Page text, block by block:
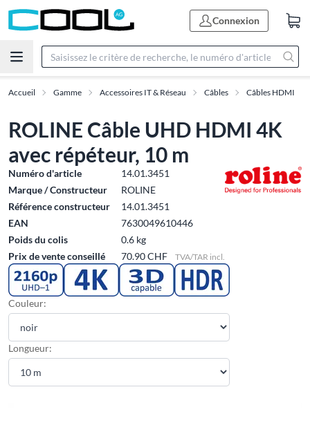
Connexion
Accueil Gamme Accessoires IT & Réseau Câbles Câbles HDMI
ROLINE Câble UHD HDMI 4K
avec répéteur, 10 m
Numéro d'article
14.01.3451
Marque / Constructeur
ROLINE
Référence constructeur
14.01.3451
EAN
7630049610446
Poids du colis
0.6 kg
Prix de vente conseillé
70.90 CHF TVA/TAR incl.
Couleur:
Longueur: